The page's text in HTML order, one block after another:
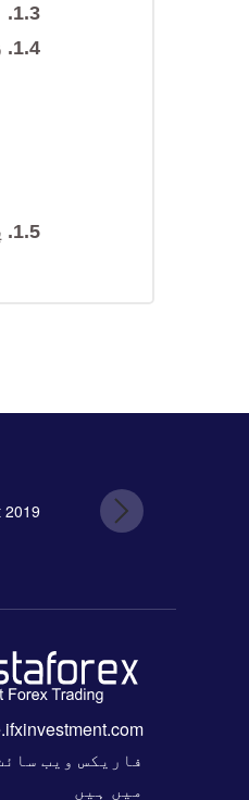
2019
فاریکس ویب
میں ہیں